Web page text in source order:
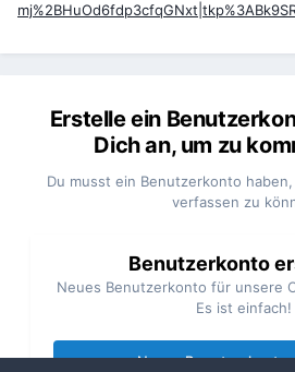
Erstelle ein
Dich an, um zu
Du musst ein Benutzerkonto
verfassen zu
Benutzerkonto
Neues Benutzerkonto für unsere
Es ist einfach!
Neues Benutzerkonto